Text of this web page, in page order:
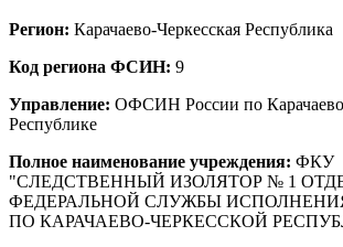
Регион: Карачаево-Черкесская Республика
Код региона ФСИН: 9
Управление: ОФСИН России по
Республике
Полное наименование учреждения: ФКУ
"СЛЕДСТВЕННЫЙ ИЗОЛЯТОР № 1
ФЕДЕРАЛЬНОЙ СЛУЖБЫ
ПО КАРАЧАЕВО-ЧЕРКЕССКОЙ